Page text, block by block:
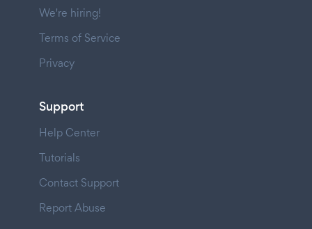
We're hiring!
Terms of Service
Privacy
Support
Help Center
Tutorials
Contact Support
Report Abuse